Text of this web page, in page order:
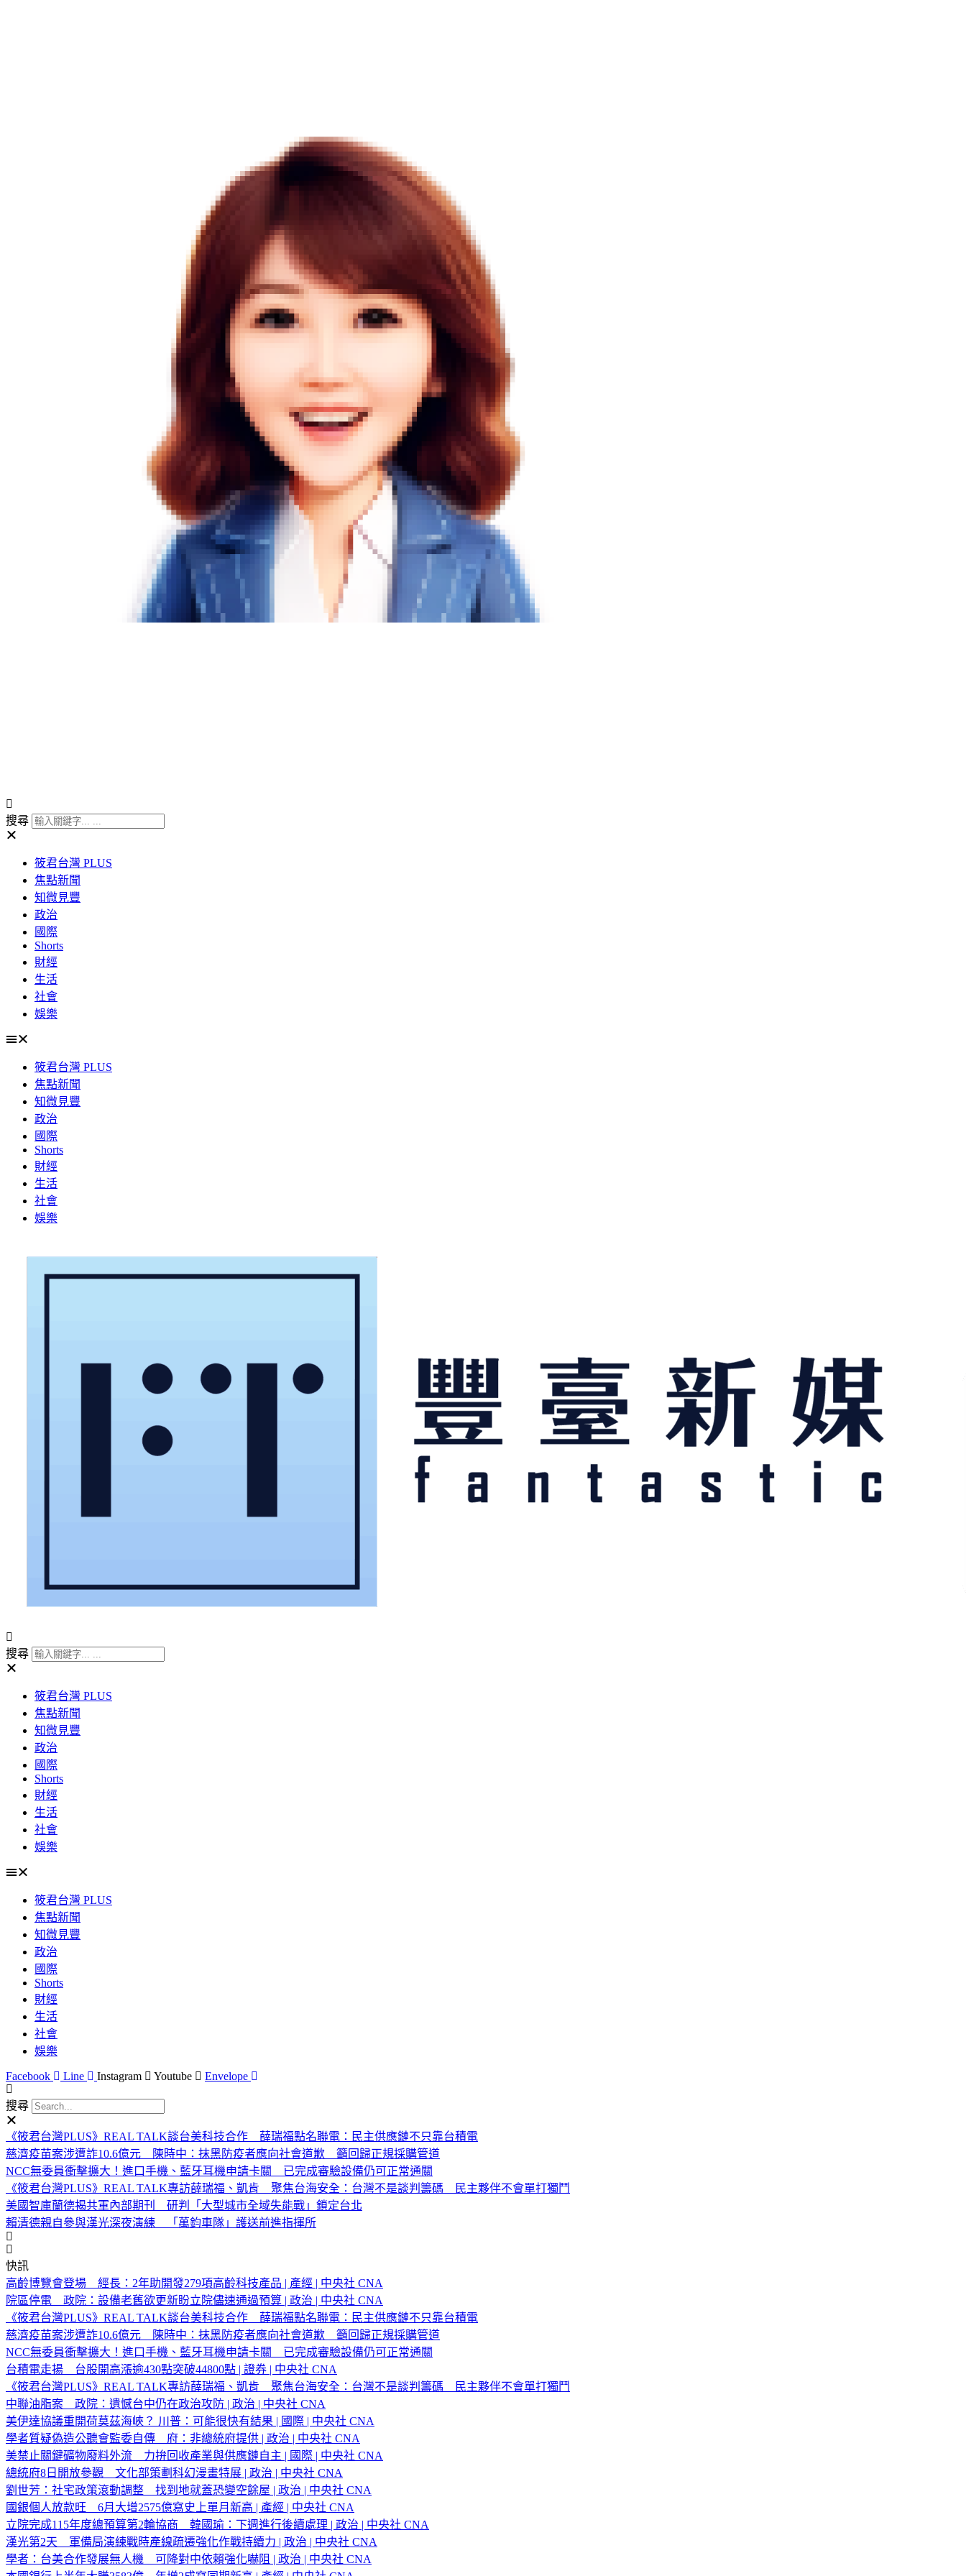
搜尋
筱君台灣 PLUS
焦點新聞
知微見豐
政治
國際
Shorts
財經
生活
社會
娛樂
筱君台灣 PLUS
焦點新聞
知微見豐
政治
國際
Shorts
財經
生活
社會
娛樂
搜尋
筱君台灣 PLUS
焦點新聞
知微見豐
政治
國際
Shorts
財經
生活
社會
娛樂
筱君台灣 PLUS
焦點新聞
知微見豐
政治
國際
Shorts
財經
生活
社會
娛樂
Facebook Line Instagram Youtube Envelope
搜尋
《筱君台灣PLUS》REAL TALK談台美科技合作 薛瑞福點名聯電：民主供應鏈不只靠台積電
慈濟疫苗案涉遭詐10.6億元 陳時中：抹黑防疫者應向社會道歉 籲回歸正規採購管道
NCC無委員衝擊擴大！進口手機、藍牙耳機申請卡關 已完成審驗設備仍可正常通關
《筱君台灣PLUS》REAL TALK專訪薛瑞福、凱肯 聚焦台海安全：台灣不是談判籌碼 民主夥伴不會單打獨鬥
美國智庫蘭德揭共軍內部期刊 研判「大型城市全域失能戰」鎖定台北
賴清德親自參與漢光深夜演練 「萬鈞車隊」護送前進指揮所
快訊
高齡博覽會登場 經長：2年助開發279項高齡科技產品 | 產經 | 中央社 CNA
院區停電 政院：設備老舊欲更新盼立院儘速通過預算 | 政治 | 中央社 CNA
《筱君台灣PLUS》REAL TALK談台美科技合作 薛瑞福點名聯電：民主供應鏈不只靠台積電
慈濟疫苗案涉遭詐10.6億元 陳時中：抹黑防疫者應向社會道歉 籲回歸正規採購管道
NCC無委員衝擊擴大！進口手機、藍牙耳機申請卡關 已完成審驗設備仍可正常通關
台積電走揚 台股開高漲逾430點突破44800點 | 證券 | 中央社 CNA
《筱君台灣PLUS》REAL TALK專訪薛瑞福、凱肯 聚焦台海安全：台灣不是談判籌碼 民主夥伴不會單打獨鬥
中聯油脂案 政院：遺憾台中仍在政治攻防 | 政治 | 中央社 CNA
美伊達協議重開荷莫茲海峽？ 川普：可能很快有結果 | 國際 | 中央社 CNA
學者質疑偽造公聽會監委自傳 府：非總統府提供 | 政治 | 中央社 CNA
美禁止關鍵礦物廢料外流 力拚回收產業與供應鏈自主 | 國際 | 中央社 CNA
總統府8日開放參觀 文化部策劃科幻漫畫特展 | 政治 | 中央社 CNA
劉世芳：社宅政策滾動調整 找到地就蓋恐變空餘屋 | 政治 | 中央社 CNA
國銀個人放款旺 6月大增2575億寫史上單月新高 | 產經 | 中央社 CNA
立院完成115年度總預算第2輪協商 韓國瑜：下週進行後續處理 | 政治 | 中央社 CNA
漢光第2天 軍備局演練戰時產線疏遷強化作戰持續力 | 政治 | 中央社 CNA
學者：台美合作發展無人機 可降對中依賴強化嚇阻 | 政治 | 中央社 CNA